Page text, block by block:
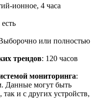
ионное, 4 часа
есть
или полностью
трендов: 120 часов
мониторинга:
Данные могут быть
и с других устройств,